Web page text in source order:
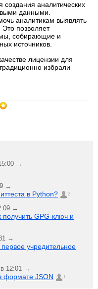
аналитических
данными.
аналитикам выявлять
Это позволяет
собирающие и
источников.
лицензии для
избрали
→
→
в Python? 2
→
GPG-ключ и
→
учредительное
в 12:01 →
формате JSON 1